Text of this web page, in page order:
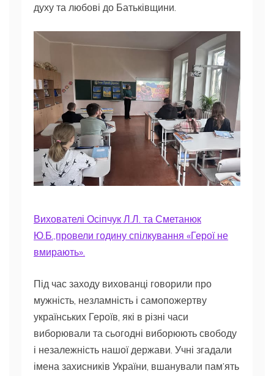
духу та любові до Батьківщини.
Вихователі Осіпчук Л.Л. та Сметанюк
Ю.Б.,провели годину спілкування «Герої не
вмирають».
Під час заходу вихованці говорили про
мужність, незламність і самопожертву
українських Героїв, які в різні часи
виборювали та сьогодні виборюють свободу
і незалежність нашої держави. Учні згадали
імена захисників України, вшанували пам’ять